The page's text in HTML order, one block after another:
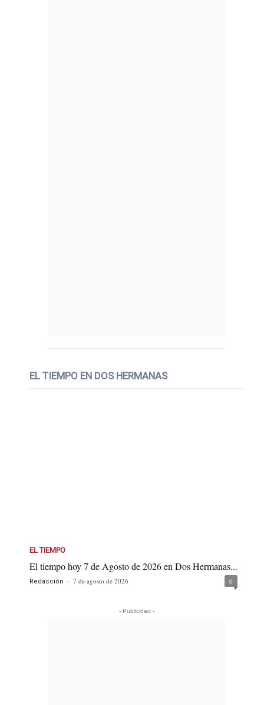
EL TIEMPO EN DOS HERMANAS
EL TIEMPO
El tiempo hoy 7 de Agosto de 2026 en Dos Hermanas...
Redacción - 7 de agosto de 2026 0
- Publicidad -